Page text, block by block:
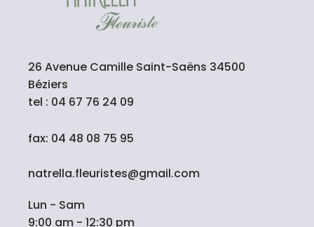
26 Avenue Camille Saint-Saëns 34500
Béziers
tel : 04 67 76 24 09
fax: 04 48 08 75 95
natrella.fleuristes@gmail.com
Lun - Sam
9:00 am - 12:30 pm